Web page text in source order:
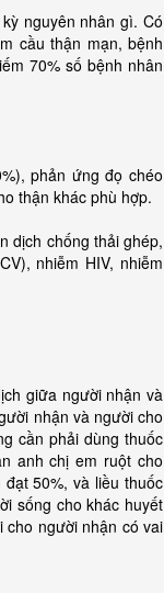
nguyên nhân gì. Có
cầu thận mạn, bệnh
70% số bệnh nhân
phản ứng đọ chéo
thận khác phù hợp.
dịch chống thải ghép,
nhiễm HIV, nhiễm
giữa người nhận và
nhận và người cho
cần phải dùng thuốc
anh chị em ruột cho
50%, và liều thuốc
sống cho khác huyết
người nhận có vai